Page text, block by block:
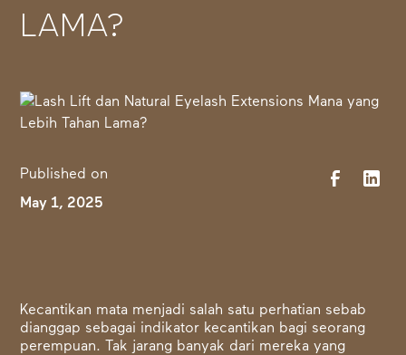
LAMA?
Published on
May 1, 2025
Kecantikan mata menjadi salah satu perhatian sebab
dianggap sebagai indikator kecantikan bagi seorang
perempuan. Tak jarang banyak dari mereka yang